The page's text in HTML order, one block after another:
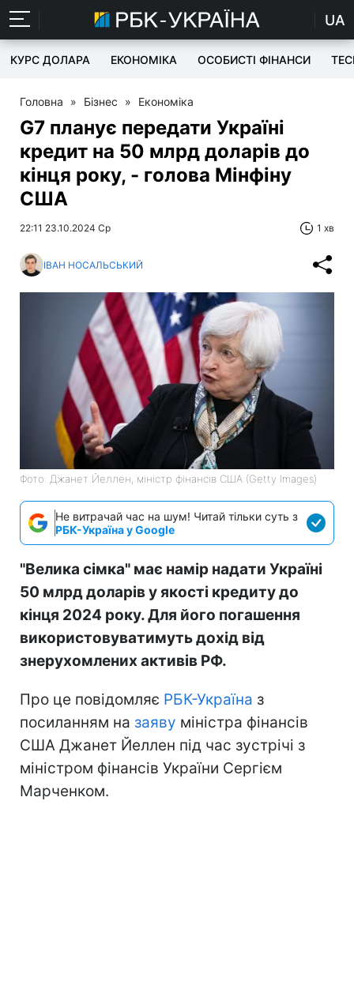
UA
КУРС ДОЛАРА ЕКОНОМІКА ОСОБИСТІ ФІНАНСИ
Головна » Бізнес » Економіка
G7 планує передати Україні
кредит на 50 млрд доларів до
кінця року, - голова Мінфіну
США
22:11 23.10.2024 Ср 1 хв
ІВАН НОСАЛЬСЬКИЙ
Фото: Джанет Йеллен, міністр фінансів США (Getty Images)
Не витрачай час на шум! Читай тільки суть з
РБК-Україна у Google
"Велика сімка" має намір надати Україні
50 млрд доларів у якості кредиту до
кінця 2024 року. Для його погашення
використовуватимуть дохід від
знерухомлених активів РФ.
Про це повідомляє РБК-Україна з
посиланням на заяву міністра фінансів
США Джанет Йеллен під час зустрічі з
міністром фінансів України Сергієм
Марченком.